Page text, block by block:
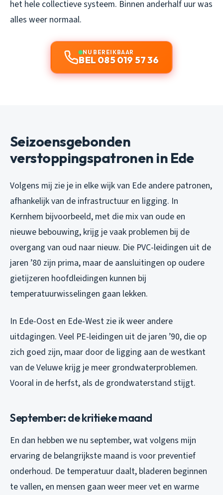
het hele collectieve systeem. Binnen anderhalf uur was
alles weer normaal.
NU BEREIKBAAR
BEL 085 019 57 36
Seizoensgebonden
verstoppingspatronen in Ede
Volgens mij zie je in elke wijk van Ede andere patronen,
afhankelijk van de infrastructuur en ligging. In
Kernhem bijvoorbeeld, met die mix van oude en
nieuwe bebouwing, krijg je vaak problemen bij de
overgang van oud naar nieuw. Die PVC-leidingen uit de
jaren ’80 zijn prima, maar de aansluitingen op oudere
gietijzeren hoofdleidingen kunnen bij
temperatuurwisselingen gaan lekken.
In Ede-Oost en Ede-West zie ik weer andere
uitdagingen. Veel PE-leidingen uit de jaren ’90, die op
zich goed zijn, maar door de ligging aan de westkant
van de Veluwe krijg je meer grondwaterproblemen.
Vooral in de herfst, als de grondwaterstand stijgt.
September: de kritieke maand
En dan hebben we nu september, wat volgens mijn
ervaring de belangrijkste maand is voor preventief
onderhoud. De temperatuur daalt, bladeren beginnen
te vallen, en mensen gaan weer meer vet en warme